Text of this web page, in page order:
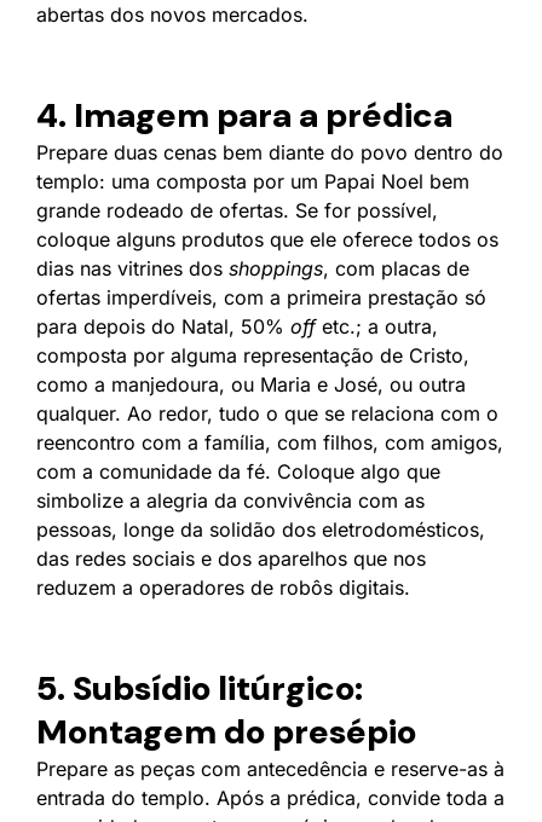
abertas dos novos mercados.
4. Imagem para a prédica
Prepare duas cenas bem diante do povo dentro do
templo: uma composta por um Papai Noel bem
grande rodeado de ofertas. Se for possível,
coloque alguns produtos que ele oferece todos os
dias nas vitrines dos shoppings, com placas de
ofertas imperdíveis, com a primeira prestação só
para depois do Natal, 50% offetc.; a outra,
composta por alguma representação de Cristo,
como a manjedoura, ou Maria e José, ou outra
qualquer. Ao redor, tudo o que se relaciona com o
reencontro com a família, com filhos, com amigos,
com a comunidade da fé. Coloque algo que
simbolize a alegria da convivência com as
pessoas, longe da solidão dos eletrodomésticos,
das redes sociais e dos aparelhos que nos
reduzem a operadores de robôs digitais.
5. Subsídio litúrgico:
Montagem do presépio
Prepare as peças com antecedência e reserve-as à
entrada do templo. Após a prédica, convide toda a